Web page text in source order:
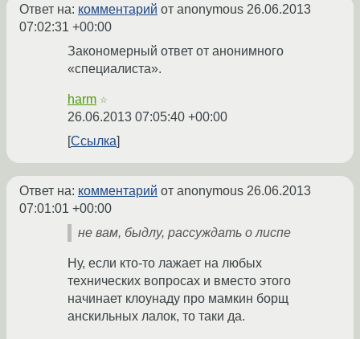
Ответ на: комментарий от anonymous 26.06.2013
07:02:31 +00:00
Закономерный ответ от анонимного
«специалиста».
harm ☆
26.06.2013 07:05:40 +00:00
Ссылка
Ответ на: комментарий от anonymous 26.06.2013
07:01:01 +00:00
не вам, быдлу, рассуждать о лиспе
Ну, если кто-то лажает на любых
технических вопросах и вместо этого
начинает клоунаду про мамкин борщ
анскильных лалок, то таки да.